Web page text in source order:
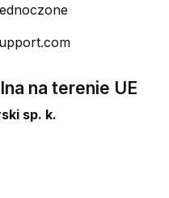
na terenie UE
sp. k.